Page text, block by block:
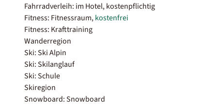
Fahrradverleih: im Hotel, kostenpflichtig
Fitness: Fitnessraum,kostenfrei
Fitness: Krafttraining
Wanderregion
Ski: Ski Alpin
Ski: Skilanglauf
Ski: Schule
Skiregion
Snowboard: Snowboard